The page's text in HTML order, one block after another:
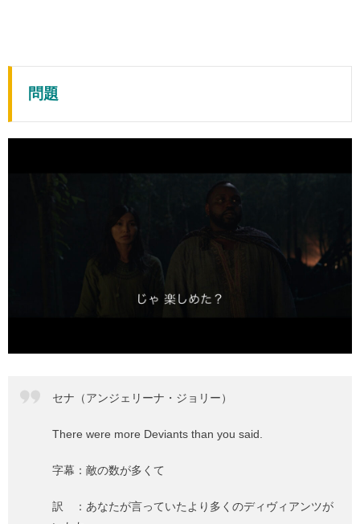
問題
セナ（アンジェリーナ・ジョリー）
There were more Deviants than you said.
字幕：敵の数が多くて
訳 ：あなたが言っていたより多くのディヴィアンツが